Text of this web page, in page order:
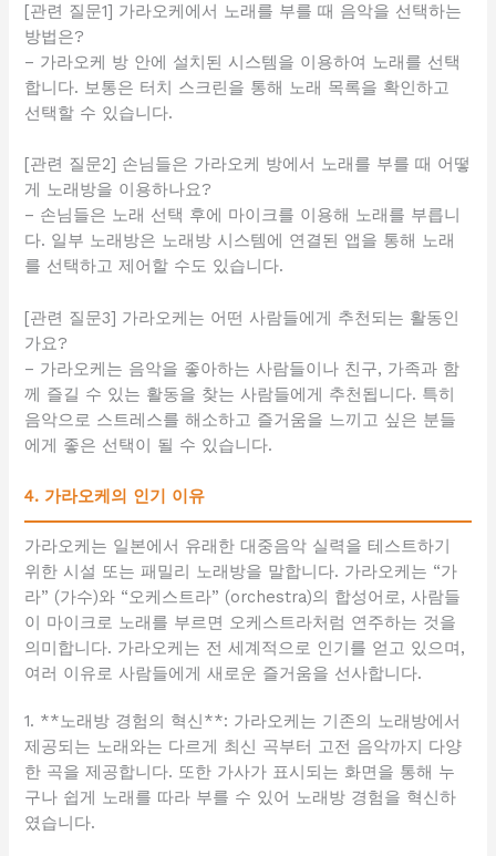
[관련 질문1] 가라오케에서 노래를 부를 때 음악을 선택하는
방법은?
– 가라오케 방 안에 설치된 시스템을 이용하여 노래를 선택
합니다. 보통은 터치 스크린을 통해 노래 목록을 확인하고
선택할 수 있습니다.
[관련 질문2] 손님들은 가라오케 방에서 노래를 부를 때 어떻
게 노래방을 이용하나요?
– 손님들은 노래 선택 후에 마이크를 이용해 노래를 부릅니
다. 일부 노래방은 노래방 시스템에 연결된 앱을 통해 노래
를 선택하고 제어할 수도 있습니다.
[관련 질문3] 가라오케는 어떤 사람들에게 추천되는 활동인
가요?
– 가라오케는 음악을 좋아하는 사람들이나 친구, 가족과 함
께 즐길 수 있는 활동을 찾는 사람들에게 추천됩니다. 특히
음악으로 스트레스를 해소하고 즐거움을 느끼고 싶은 분들
에게 좋은 선택이 될 수 있습니다.
4. 가라오케의 인기 이유
가라오케는 일본에서 유래한 대중음악 실력을 테스트하기
위한 시설 또는 패밀리 노래방을 말합니다. 가라오케는 “가
라” (가수)와 “오케스트라” (orchestra)의 합성어로, 사람들
이 마이크로 노래를 부르면 오케스트라처럼 연주하는 것을
의미합니다. 가라오케는 전 세계적으로 인기를 얻고 있으며,
여러 이유로 사람들에게 새로운 즐거움을 선사합니다.
1. **노래방 경험의 혁신**: 가라오케는 기존의 노래방에서
제공되는 노래와는 다르게 최신 곡부터 고전 음악까지 다양
한 곡을 제공합니다. 또한 가사가 표시되는 화면을 통해 누
구나 쉽게 노래를 따라 부를 수 있어 노래방 경험을 혁신하
였습니다.